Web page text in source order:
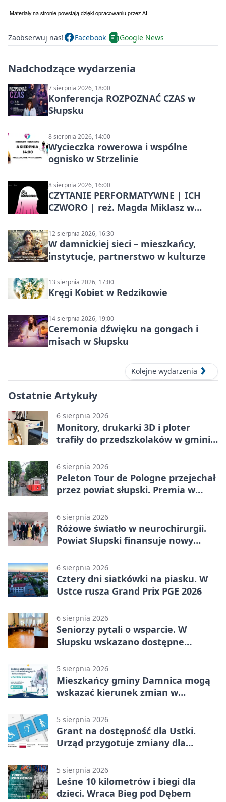
Zaobserwuj nas! Facebook Google News
Nadchodzące wydarzenia
7 sierpnia 2026, 18:00
Konferencja ROZPOZNAĆ CZAS w
Słupsku
8 sierpnia 2026, 14:00
Wycieczka rowerowa i wspólne
ognisko w Strzelinie
8 sierpnia 2026, 16:00
CZYTANIE PERFORMATYWNE | ICH
CZWORO | reż. Magda Miklasz w
12 sierpnia 2026, 16:30
W damnickiej sieci – mieszkańcy,
instytucje, partnerstwo w kulturze
13 sierpnia 2026, 17:00
Kręgi Kobiet w Redzikowie
14 sierpnia 2026, 19:00
Ceremonia dźwięku na gongach i
misach w Słupsku
Kolejne wydarzenia
Ostatnie Artykuły
6 sierpnia 2026
Monitory, drukarki 3D i ploter
trafiły do przedszkolaków w gminie
6 sierpnia 2026
Peleton Tour de Pologne przejechał
przez powiat słupski. Premia w
6 sierpnia 2026
Różowe światło w neurochirurgii.
Powiat Słupski finansuje nowy
6 sierpnia 2026
Cztery dni siatkówki na piasku. W
Ustce rusza Grand Prix PGE 2026
6 sierpnia 2026
Seniorzy pytali o wsparcie. W
Słupsku wskazano dostępne
5 sierpnia 2026
Mieszkańcy gminy Damnica mogą
wskazać kierunek zmian w
5 sierpnia 2026
Grant na dostępność dla Ustki.
Urząd przygotuje zmiany dla
5 sierpnia 2026
Leśne 10 kilometrów i biegi dla
dzieci. Wraca Bieg pod Dębem